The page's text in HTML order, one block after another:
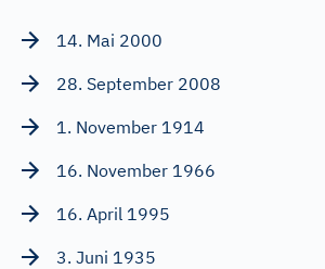
14. Mai 2000
28. September 2008
1. November 1914
16. November 1966
16. April 1995
3. Juni 1935